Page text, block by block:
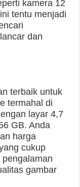
kamera 12
tentu menjadi
dan
terbaik untuk
termahal di
layar 4,7
GB. Anda
harga
cukup
gambar